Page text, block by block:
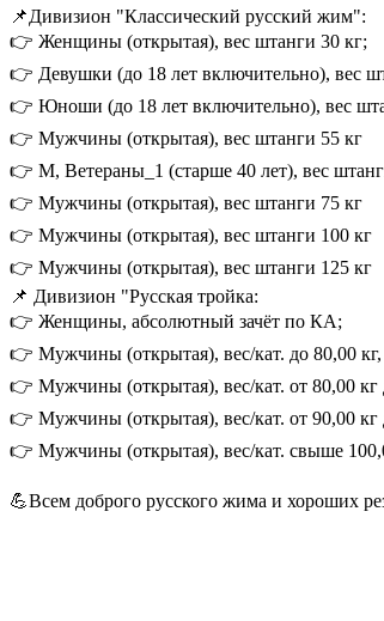
📌Дивизион "Классический русский жим":
👉 Женщины (открытая), вес штанги 30 кг;
👉 Девушки (до 18 лет включительно), вес
👉 Юноши (до 18 лет включительно), вес
👉 Мужчины (открытая), вес штанги 55 кг
👉 М, Ветераны_1 (старше 40 лет), вес
👉 Мужчины (открытая), вес штанги 75 кг
👉 Мужчины (открытая), вес штанги 100 кг
👉 Мужчины (открытая), вес штанги 125 кг
📌 Дивизион "Русская тройка:
👉 Женщины, абсолютный зачёт по КА;
👉 Мужчины (открытая), вес/кат. до 80,00
👉 Мужчины (открытая), вес/кат. от 80,00 кг
👉 Мужчины (открытая), вес/кат. от 90,00
👉 Мужчины (открытая), вес/кат. свыше
💪Всем доброго русского жима и хороших